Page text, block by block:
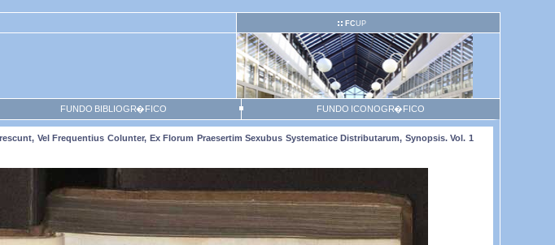
FCUP
FUNDO BIBLIOGR�FICO
FUNDO ICONOGR�FICO
Vel Frequentius Colunter, Ex Florum Praesertim Sexubus Systematice Distributarum, Synopsis. Vol. 1